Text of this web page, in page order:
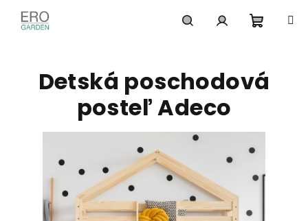
obsah
košík
Detská poschodová
posteľ Adeco